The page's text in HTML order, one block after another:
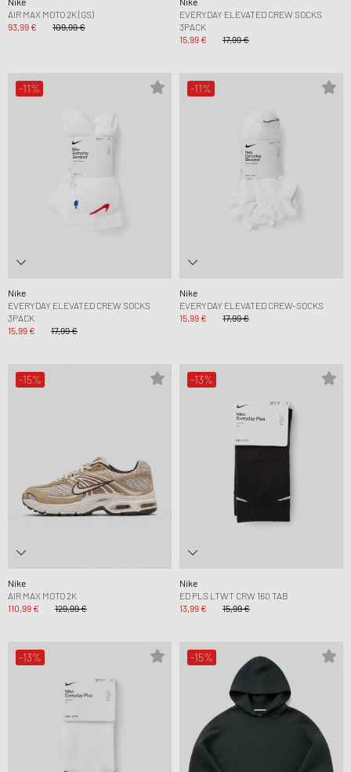
AIR MAX MOTO 2K (GS)
93,99 €
109,99 €
EVERYDAY ELEVATED CREW SOCKS
3PACK
15,99 €
17,99 €
-11%
Nike
EVERYDAY ELEVATED CREW SOCKS
3PACK
15,99 €
17,99 €
-11%
Nike
EVERYDAY ELEVATED CREW-SOCKS
15,99 €
17,99 €
-15%
Nike
AIR MAX MOTO 2K
110,99 €
129,99 €
-13%
Nike
ED PLS LTWT CRW 160 TAB
13,99 €
15,99 €
-13% -15%